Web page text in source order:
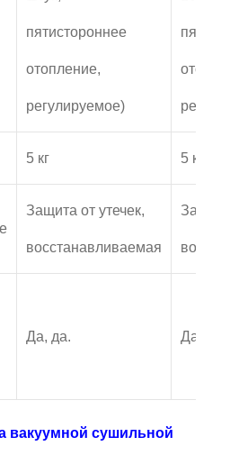
пятистороннее
отопление,
регулируемое)
5 кг 5 кг
Защита от утечек,
восстанавливаемая
Да, да. Да, да.
вакуумной сушильной